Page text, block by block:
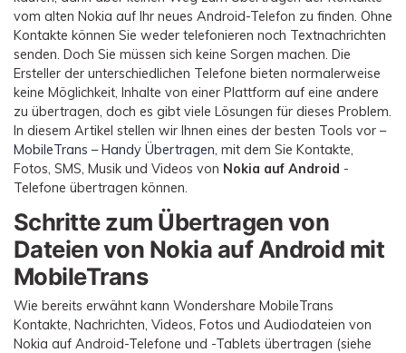
Übertragung anderer Apps
WEITERE THEMEN ERKUNDEN
Preise für die App
Geschäftsplan
Bildungsplan
Wettbewerbe & Events
Lernen
Hilfe erhalten
Suche
Herunterladen
vom alten Nokia auf Ihr neues Android-Telefon zu finden. Ohne
Kontakte können Sie weder telefonieren noch Textnachrichten
senden. Doch Sie müssen sich keine Sorgen machen. Die
Ersteller der unterschiedlichen Telefone bieten normalerweise
keine Möglichkeit, Inhalte von einer Plattform auf eine andere
zu übertragen, doch es gibt viele Lösungen für dieses Problem.
In diesem Artikel stellen wir Ihnen eines der besten Tools vor –
MobileTrans – Handy Übertragen, mit dem Sie Kontakte,
Fotos, SMS, Musik und Videos von Nokia auf Android -
Telefone übertragen können.
Schritte zum Übertragen von
Dateien von Nokia auf Android mit
MobileTrans
Wie bereits erwähnt kann Wondershare MobileTrans
Kontakte, Nachrichten, Videos, Fotos und Audiodateien von
Nokia auf Android-Telefone und -Tablets übertragen (siehe